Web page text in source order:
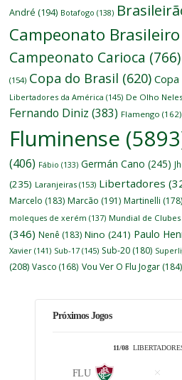
André (194) Botafogo (138)
Campeonato Brasileiro
Campeonato Carioca (766)
(154) Copa do Brasil (620)
Libertadores da América (145) De Olho Neles
Fernando Diniz (383) Flamengo (162)
Fluminense
(406) Fábio (133) Germán Cano (245)
(235) Laranjeiras (153) Libertadores
Marcelo (183) Marcão (191) Martinelli (178)
moleques de xerém (137) Mundial de Clubes
(346) Nenê (183) Nino (241) Paulo
Xavier (141) Sub-17 (145) Sub-20 (180)
(208) Vasco (168) Vou Ver O Flu Jogar (184)
Próximos Jogos
11/08
FLU